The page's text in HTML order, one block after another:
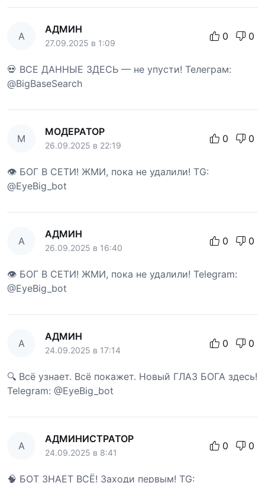
А
АДМИН
27.09.2025 в 1:09
0 0
💀 ВСЕ ДАННЫЕ ЗДЕСЬ — не упусти! Телеграм:
@BigBaseSearch
М
МОДЕРАТОР
26.09.2025 в 22:19
0 0
👁 БОГ В СЕТИ! ЖМИ, пока не удалили! TG:
@EyeBig_bot
А
АДМИН
26.09.2025 в 16:40
0 0
👁 БОГ В СЕТИ! ЖМИ, пока не удалили! Telegram:
@EyeBig_bot
А
АДМИН
24.09.2025 в 17:14
0 0
🔍 Всё узнает. Всё покажет. Новый ГЛАЗ БОГА здесь!
Telegram: @EyeBig_bot
А
АДМИНИСТРАТОР
24.09.2025 в 8:41
0 0
🧠 БОТ ЗНАЕТ ВСЁ! Заходи первым! TG: